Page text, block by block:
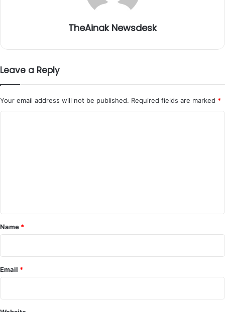
TheAinak Newsdesk
Leave a Reply
Your email address will not be published. Required fields are marked *
*
Name *
Email *